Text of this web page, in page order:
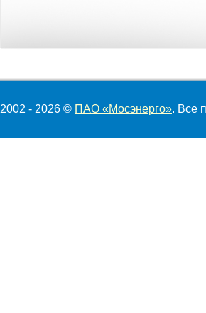
2002 - 2026 © ПАО «Мосэнерго». Все